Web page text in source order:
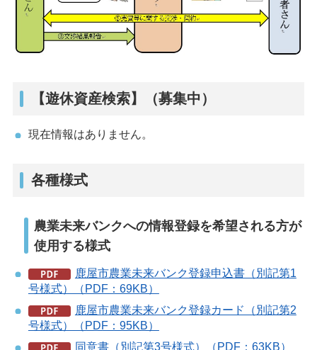
【遊休資産検索】（募集中）
現在情報はありません。
各種様式
農業未来バンクへの情報登録を希望される方が
使用する様式
鹿屋市農業未来バンク登録申込書（別記第1
号様式）（PDF：69KB）
鹿屋市農業未来バンク登録カード（別記第2
号様式）（PDF：95KB）
同意書（別記第3号様式）（PDF：63KB）